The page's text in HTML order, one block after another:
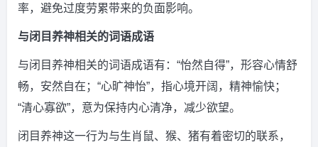
率，避免过度劳累带来的负面影响。
与闭目养神相关的词语成语
与闭目养神相关的词语成语有：“怡然自得”，形容心情舒
畅，安然自在；“心旷神怡”，指心境开阔，精神愉快；
“清心寡欲”，意为保持内心清净，减少欲望。
闭目养神这一行为与生肖鼠、猴、猪有着密切的联系，